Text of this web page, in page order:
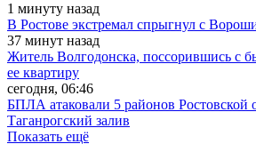
1 минуту назад
В Ростове экстремал спрыгнул с
37 минут назад
Житель Волгодонска, поссорившись с
ее квартиру
сегодня, 06:46
БПЛА атаковали 5 районов Ростовской
Таганрогский залив
Показать ещё